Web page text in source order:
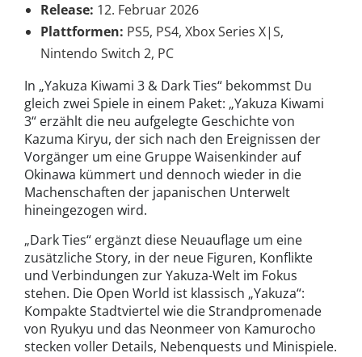
Release: 12. Februar 2026
Plattformen: PS5, PS4, Xbox Series X|S,
Nintendo Switch 2, PC
In „Yakuza Kiwami 3 & Dark Ties“ bekommst Du
gleich zwei Spiele in einem Paket: „Yakuza Kiwami
3“ erzählt die neu aufgelegte Geschichte von
Kazuma Kiryu, der sich nach den Ereignissen der
Vorgänger um eine Gruppe Waisenkinder auf
Okinawa kümmert und dennoch wieder in die
Machenschaften der japanischen Unterwelt
hineingezogen wird.
„Dark Ties“ ergänzt diese Neuauflage um eine
zusätzliche Story, in der neue Figuren, Konflikte
und Verbindungen zur Yakuza-Welt im Fokus
stehen. Die Open World ist klassisch „Yakuza“:
Kompakte Stadtviertel wie die Strandpromenade
von Ryukyu und das Neonmeer von Kamurocho
stecken voller Details, Nebenquests und Minispiele.